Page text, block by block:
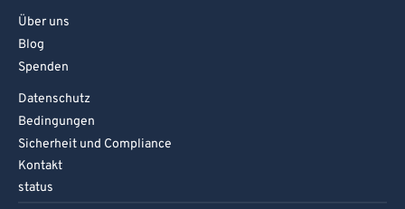
Über uns
Blog
Spenden
Datenschutz
Bedingungen
Sicherheit und Compliance
Kontakt
status